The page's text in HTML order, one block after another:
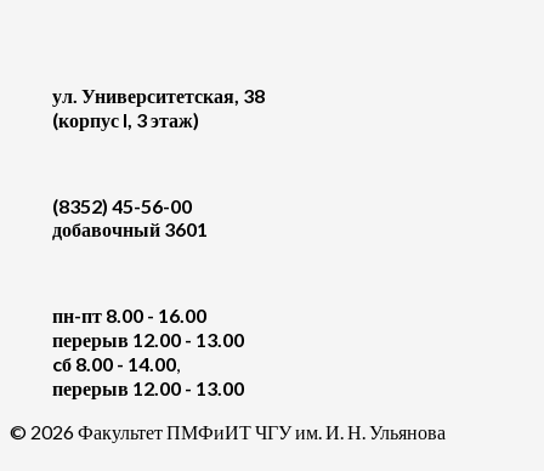
ул. Университетская, 38
(корпус I, 3 этаж)
(8352) 45-56-00
добавочный 3601
пн-пт 8.00 - 16.00
перерыв 12.00 - 13.00
cб 8.00 - 14.00,
перерыв 12.00 - 13.00
© 2026 Факультет ПМФиИТ ЧГУ им. И. Н. Ульянова